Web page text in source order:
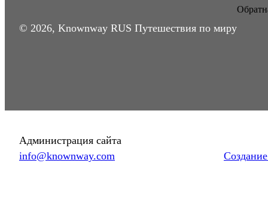
© 2026, Knownway RUS Путешествия по миру
Администрация сайта
info@knownway.com